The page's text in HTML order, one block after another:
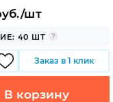
шт
40 ШТ
Заказ в 1 клик
В корзину